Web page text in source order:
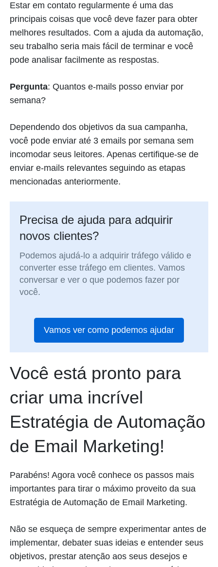
Estar em contato regularmente é uma das
principais coisas que você deve fazer para obter
melhores resultados. Com a ajuda da automação,
seu trabalho seria mais fácil de terminar e você
pode analisar facilmente as respostas.
Pergunta: Quantos e-mails posso enviar por
semana?
Dependendo dos objetivos da sua campanha,
você pode enviar até 3 emails por semana sem
incomodar seus leitores. Apenas certifique-se de
enviar e-mails relevantes seguindo as etapas
mencionadas anteriormente.
Precisa de ajuda para adquirir
novos clientes?
Podemos ajudá-lo a adquirir tráfego válido e
converter esse tráfego em clientes. Vamos
conversar e ver o que podemos fazer por
você.
Vamos ver como podemos ajudar
Você está pronto para
criar uma incrível
Estratégia de Automação
de Email Marketing!
Parabéns! Agora você conhece os passos mais
importantes para tirar o máximo proveito da sua
Estratégia de Automação de Email Marketing.
Não se esqueça de sempre experimentar antes de
implementar, debater suas ideias e entender seus
objetivos, prestar atenção aos seus desejos e